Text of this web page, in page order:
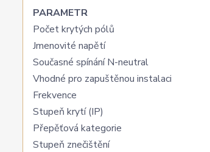
PARAMETR
Počet krytých pólů
Jmenovité napětí
Současné spínání N-neutral
Vhodné pro zapuštěnou instalaci
Frekvence
Stupeň krytí (IP)
Přepěťová kategorie
Stupeň znečištění